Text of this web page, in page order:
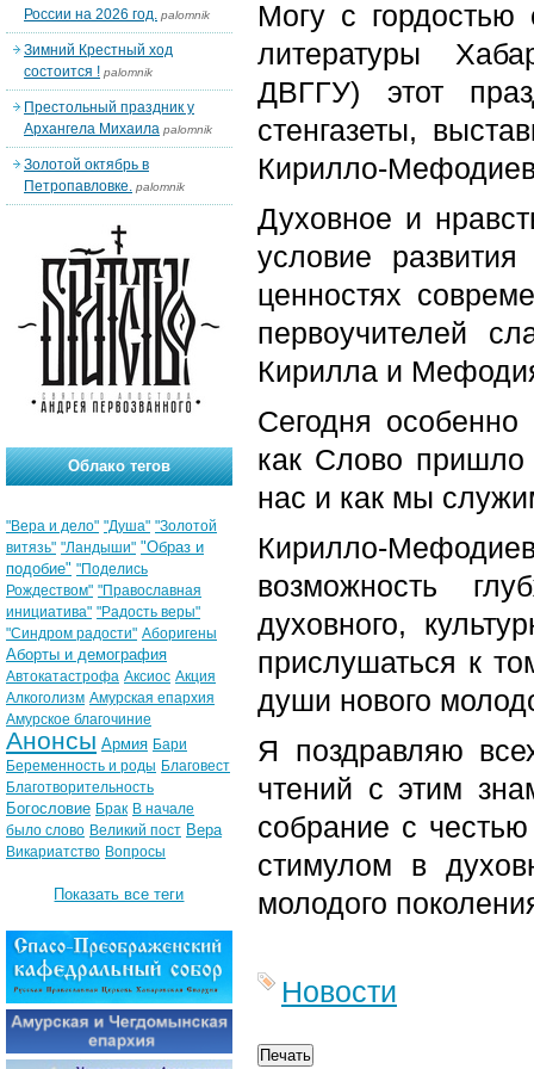
Могу с гордостью
литературы
ДВГГУ) этот
стенгазеты,
Кирилло-
Духовное и
условие
ценностях
первоучителей
Кирилла и
Сегодня
как Слово
нас и как мы
Кирилло-
возможность
духовного,
прислушаться к
души нового
Я поздравляю
чтений с этим
собрание с
стимулом в
молодого
Новости
России на 2026 год. palomnik
Зимний Крестный ход
состоится ! palomnik
Престольный праздник у
Архангела Михаила palomnik
Золотой октябрь в
Петропавловке. palomnik
Облако тегов
"Вера и дело" "Душа" "Золотой
витязь" "Ландыши" "Образ и
подобие" "Поделись
Рождеством" "Православная
инициатива" "Радость веры"
"Синдром радости" Аборигены
Аборты и демография
Автокатастрофа Аксиос Акция
Алкоголизм Амурская епархия
Амурское благочиние
Анонсы Армия Бари
Беременность и роды Благовест
Благотворительность
Богословие Брак В начале
было слово Великий пост Вера
Викариатство Вопросы
Показать все теги